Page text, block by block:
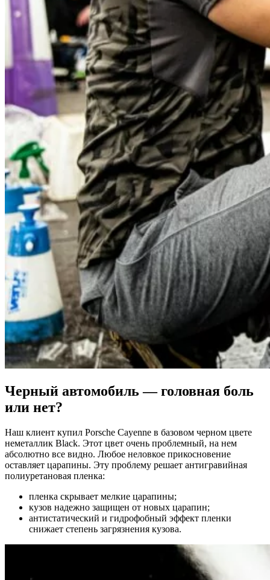
Черный автомобиль — головная боль
или нет?
Наш клиент купил Porsche Cayenne в базовом черном цвете
неметаллик Black. Этот цвет очень проблемный, на нем
абсолютно все видно. Любое неловкое прикосновение
оставляет царапины. Эту проблему решает антигравийная
полиуретановая пленка:
пленка скрывает мелкие царапины;
кузов надежно защищен от новых царапин;
антистатический и гидрофобный эффект пленки
снижает степень загрязнения кузова.